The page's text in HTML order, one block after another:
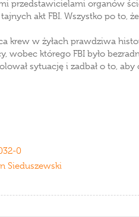
przedstawicielami organów
akt FBI. Wszystko po to,
krew w żyłach prawdziwa
wobec którego FBI było
sytuację i zadbał o to,
0
Sieduszewski